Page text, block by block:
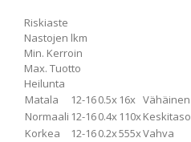
Riskiaste
Nastojen lkm
Min. Kerroin
Max. Tuotto
Heilunta
Matala
12-160.5x 16x Vähäinen
Normaali 12-160.4x 110xKeskitaso
Korkea
12-160.2x555xVahva